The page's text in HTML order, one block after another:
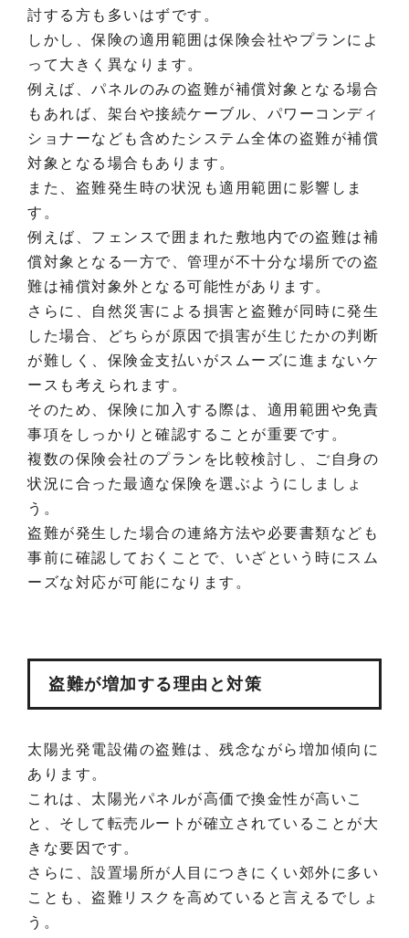
討する方も多いはずです。
しかし、保険の適用範囲は保険会社やプランによ
って大きく異なります。
例えば、パネルのみの盗難が補償対象となる場合
もあれば、架台や接続ケーブル、パワーコンディ
ショナーなども含めたシステム全体の盗難が補償
対象となる場合もあります。
また、盗難発生時の状況も適用範囲に影響しま
す。
例えば、フェンスで囲まれた敷地内での盗難は補
償対象となる一方で、管理が不十分な場所での盗
難は補償対象外となる可能性があります。
さらに、自然災害による損害と盗難が同時に発生
した場合、どちらが原因で損害が生じたかの判断
が難しく、保険金支払いがスムーズに進まないケ
ースも考えられます。
そのため、保険に加入する際は、適用範囲や免責
事項をしっかりと確認することが重要です。
複数の保険会社のプランを比較検討し、ご自身の
状況に合った最適な保険を選ぶようにしましょ
う。
盗難が発生した場合の連絡方法や必要書類なども
事前に確認しておくことで、いざという時にスム
ーズな対応が可能になります。
盗難が増加する理由と対策
太陽光発電設備の盗難は、残念ながら増加傾向に
あります。
これは、太陽光パネルが高価で換金性が高いこ
と、そして転売ルートが確立されていることが大
きな要因です。
さらに、設置場所が人目につきにくい郊外に多い
ことも、盗難リスクを高めていると言えるでしょ
う。